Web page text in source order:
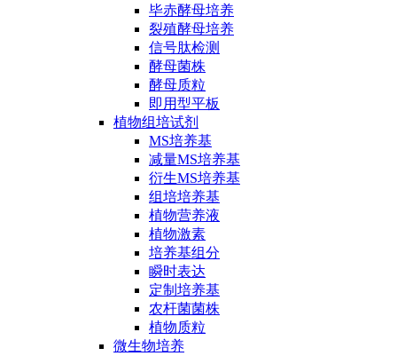
毕赤酵母培养
裂殖酵母培养
信号肽检测
酵母菌株
酵母质粒
即用型平板
植物组培试剂
MS培养基
减量MS培养基
衍生MS培养基
组培培养基
植物营养液
植物激素
培养基组分
瞬时表达
定制培养基
农杆菌菌株
植物质粒
微生物培养